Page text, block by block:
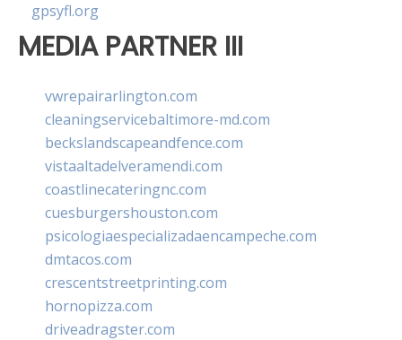
gpsyfl.org
MEDIA PARTNER III
vwrepairarlington.com
cleaningservicebaltimore-md.com
beckslandscapeandfence.com
vistaaltadelveramendi.com
coastlinecateringnc.com
cuesburgershouston.com
psicologiaespecializadaencampeche.com
dmtacos.com
crescentstreetprinting.com
hornopizza.com
driveadragster.com